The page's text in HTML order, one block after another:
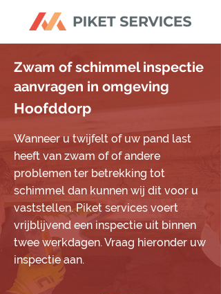
Zwam of schimmel inspectie
aanvragen in omgeving
Hoofddorp
Wanneer u twijfelt of uw pand last
heeft van zwam of of andere
problemen ter betrekking tot
schimmel dan kunnen wij dit voor u
vaststellen. Piket services voert
vrijblijvend een inspectie uit binnen
twee werkdagen. Vraag hieronder uw
inspectie aan.